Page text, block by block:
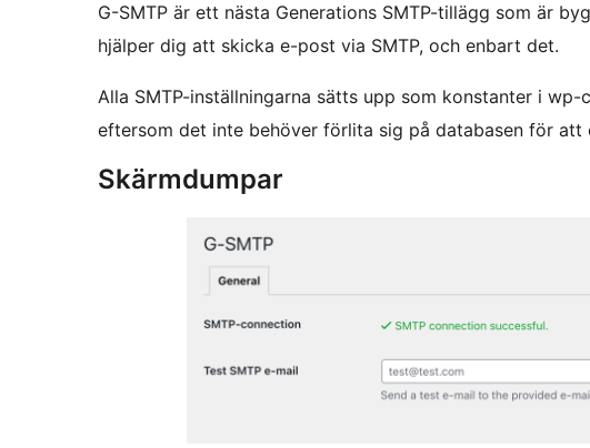
G-SMTP är ett nästa Generations SMTP-tillägg som är
hjälper dig att skicka e-post via SMTP, och enbart det.
Alla SMTP-inställningarna sätts upp som konstanter i
eftersom det inte behöver förlita sig på databasen för att
Skärmdumpar